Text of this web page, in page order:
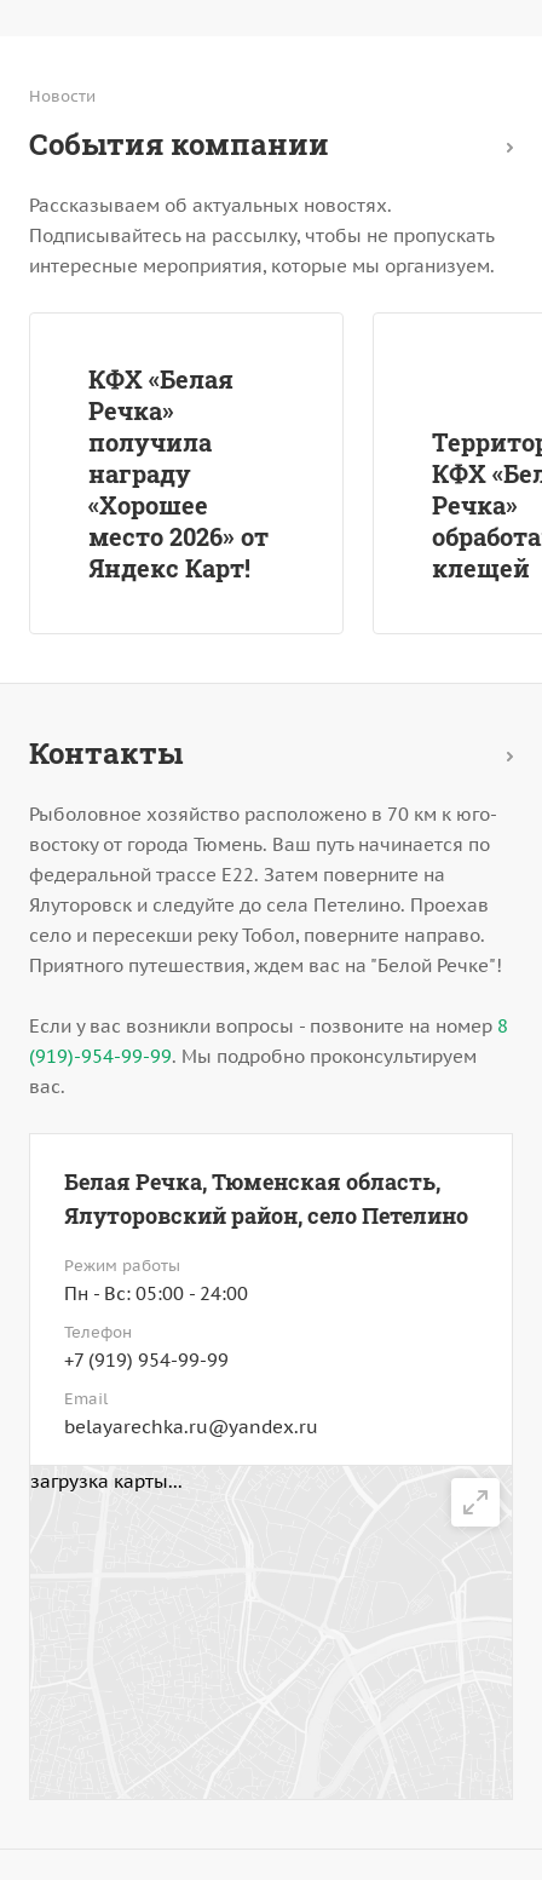
Новости
События компании
Рассказываем об актуальных новостях.
Подписывайтесь на рассылку, чтобы не пропускать
интересные мероприятия, которые мы организуем.
КФХ «Белая
Речка»
получила
награду
«Хорошее
место 2026» от
Яндекс Карт!
КФХ
Речка»
клещей
Контакты
Рыболовное хозяйство расположено в 70 км к юго-
востоку от города Тюмень. Ваш путь начинается по
федеральной трассе Е22. Затем поверните на
Ялуторовск и следуйте до села Петелино. Проехав
село и пересекши реку Тобол, поверните направо.
Приятного путешествия, ждем вас на "Белой Речке"!
Если у вас возникли вопросы - позвоните на номер 8
(919)-954-99-99. Мы подробно проконсультируем
вас.
Белая Речка, Тюменская область,
Ялуторовский район, село Петелино
Режим работы
Пн - Вс: 05:00 - 24:00
Телефон
+7 (919) 954-99-99
Email
belayarechka.ru@yandex.ru
Написать сообщение
загрузка карты...